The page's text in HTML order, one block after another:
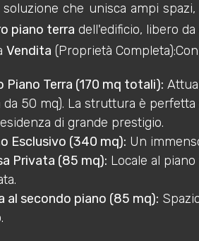
che unisca ampi
piano terra dell'edificio, libero
Vendita (Proprietà
Piano Terra (170 mq totali):
da 50 mq). La struttura è
di grande prestigio.
Esclusivo (340 mq): Un
Privata (85 mq): Locale al
al secondo piano (85 mq):